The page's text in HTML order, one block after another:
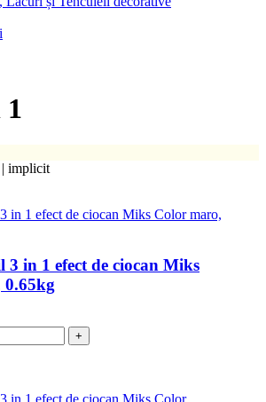
| implicit
3 in 1 efect de ciocan Miks
+